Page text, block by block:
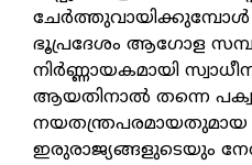
ചേര്‍ത്തുവായിക്കുമ്പോള്‍
ഭൂപ്രദേശം ആഗോള
നിര്‍ണ്ണായകമായി
ആയതിനാല്‍ തന്നെ
നയതന്ത്രപരമായതുമായ
ഇരുരാജ്യങ്ങളുടെയും